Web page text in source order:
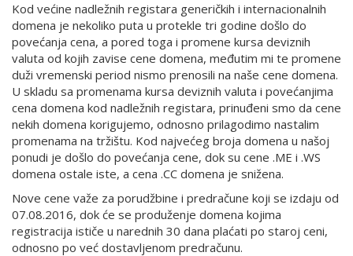
Kod većine nadležnih registara generičkih i internacionalnih
domena je nekoliko puta u protekle tri godine došlo do
povećanja cena, a pored toga i promene kursa deviznih
valuta od kojih zavise cene domena, međutim mi te promene
duži vremenski period nismo prenosili na naše cene domena.
U skladu sa promenama kursa deviznih valuta i povećanjima
cena domena kod nadležnih registara, prinuđeni smo da cene
nekih domena korigujemo, odnosno prilagodimo nastalim
promenama na tržištu. Kod najvećeg broja domena u našoj
ponudi je došlo do povećanja cene, dok su cene .ME i .WS
domena ostale iste, a cena .CC domena je snižena.
Nove cene važe za porudžbine i predračune koji se izdaju od
07.08.2016, dok će se produženje domena kojima
registracija ističe u narednih 30 dana plaćati po staroj ceni,
odnosno po već dostavljenom predračunu.